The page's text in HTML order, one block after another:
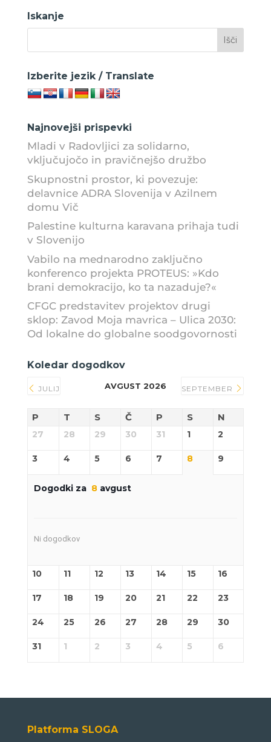
Iskanje
Izberite jezik / Translate
Najnovejši prispevki
Mladi v Radovljici za solidarno,
vključujočo in pravičnejšo družbo
Skupnostni prostor, ki povezuje:
delavnice ADRA Slovenija v Azilnem
domu Vič
Palestine kulturna karavana prihaja tudi
v Slovenijo
Vabilo na mednarodno zaključno
konferenco projekta PROTEUS: »Kdo
brani demokracijo, ko ta nazaduje?«
CFGC predstavitev projektov drugi
sklop: Zavod Moja mavrica – Ulica 2030:
Od lokalne do globalne soodgovornosti
Koledar dogodkov
JULIJ AVGUST 2026 SEPTEMBER
P T S Č P S N
27 28 29 30 31 1 2
3 4 5 6 7 8 9
Dogodki za 8avgust
Ni dogodkov
10 11 12 13 14 15 16
17 18 19 20 21 22 23
24 25 26 27 28 29 30
31 1 2 3 4 5 6
Platforma SLOGA